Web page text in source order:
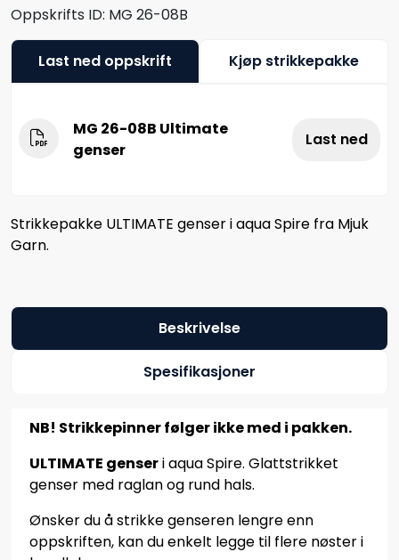
Oppskrifts ID: MG 26-08B
Last ned oppskrift Kjøp strikkepakke
MG 26-08B Ultimate
genser
Last ned
Strikkepakke ULTIMATE genser i aqua Spire fra Mjuk
Garn.
Beskrivelse
Spesifikasjoner
NB! Strikkepinner følger ikke med i pakken.
ULTIMATE genseri aqua Spire. Glattstrikket
genser med raglan og rund hals.
Ønsker du å strikke genseren lengre enn
oppskriften, kan du enkelt legge til flere nøster i